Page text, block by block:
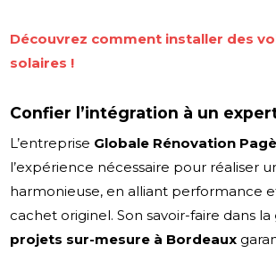
Découvrez comment installer des
solaires !
Confier l’intégration à un
L’entreprise Globale Rénovation
l’expérience nécessaire pour réaliser
harmonieuse, en alliant performance
cachet originel. Son savoir-faire dans la
projets sur-mesure à Bordeaux